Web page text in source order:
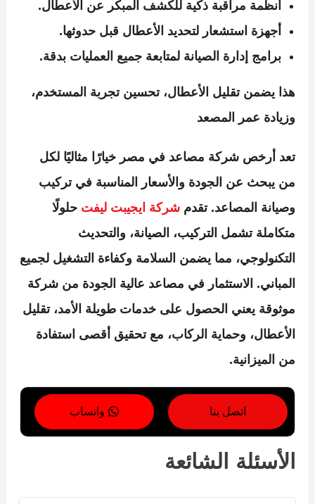
أنظمة مراقبة ذكية للكشف المبكر عن الأعطال.
أجهزة استشعار لتحديد الأعطال قبل حدوثها.
برامج إدارة الصيانة لمتابعة جميع العمليات بدقة.
هذا يضمن تقليل الأعطال، تحسين تجربة المستخدم،
وزيادة عمر المصعد
تعد أرخص شركة مصاعد في مصر خيارًا مثاليًا لكل
من يبحث عن الجودة والأسعار المناسبة في تركيب
وصيانة المصاعد. تقدم شركة ايجيبت ليفت حلولًا
متكاملة تشمل التركيب، الصيانة، والتحديث
التكنولوجي، مما يضمن السلامة وكفاءة التشغيل لجميع
المباني. الاستثمار في مصاعد عالية الجودة من شركة
موثوقة يعني الحصول على خدمات طويلة الأمد، تقليل
الأعطال، وحماية الركاب، مع تحقيق أقصى استفادة
من الميزانية.
اتصل بنا واتساب
الأسئلة الشائعة